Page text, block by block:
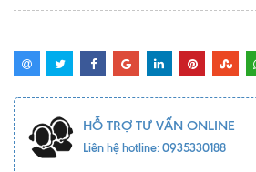
HỖ TRỢ TƯ VẤN ONLINE
Liên hệ hotline: 0935330188